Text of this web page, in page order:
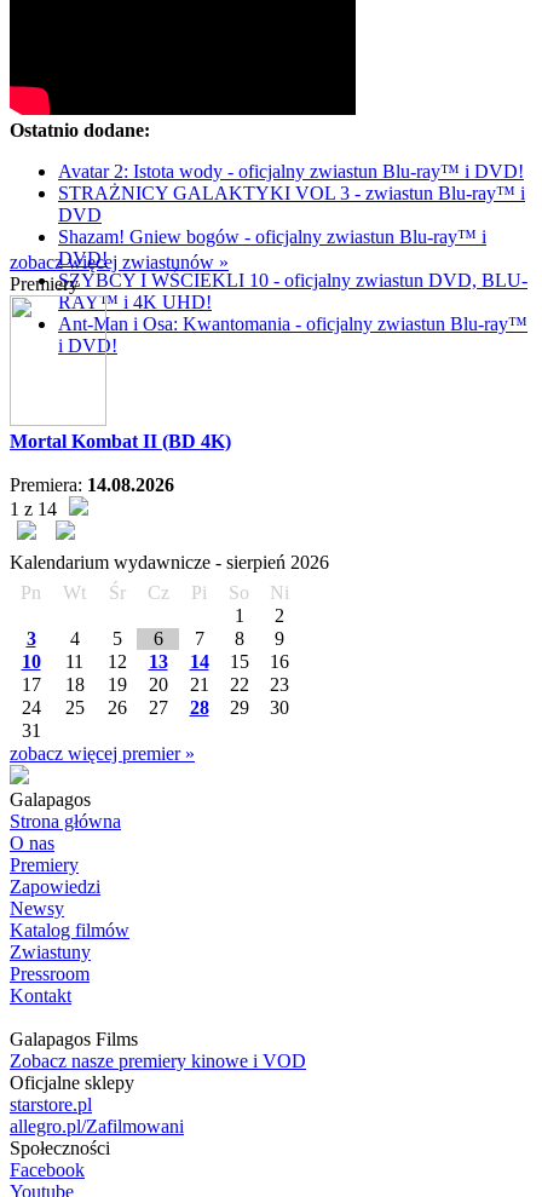
Ostatnio dodane:
Avatar 2: Istota wody - oficjalny zwiastun Blu-ray™ i DVD!
STRAŻNICY GALAKTYKI VOL 3 - zwiastun Blu-ray™ i
DVD
Shazam! Gniew bogów - oficjalny zwiastun Blu-ray™ i
DVD!
SZYBCY I WŚCIEKLI 10 - oficjalny zwiastun DVD, BLU-
RAY™ i 4K UHD!
Ant-Man i Osa: Kwantomania - oficjalny zwiastun Blu-ray™
i DVD!
zobacz więcej zwiastunów »
Premiery
Mortal Kombat II (BD 4K)
Premiera: 14.08.2026
1 z 14
Kalendarium wydawnicze - sierpień 2026
Pn
Wt Śr Cz Pi So
Ni
1
2
3
4 5 6 7 8
9
10
11 12 13 14 15
16
17
18 19 20 21 22
23
24
25 26 27 28 29
30
31
zobacz więcej premier »
Galapagos
Strona główna
O nas
Premiery
Zapowiedzi
Newsy
Katalog filmów
Zwiastuny
Pressroom
Kontakt
Galapagos Films
Zobacz nasze premiery kinowe i VOD
Oficjalne sklepy
starstore.pl
allegro.pl/Zafilmowani
Społeczności
Facebook
Youtube